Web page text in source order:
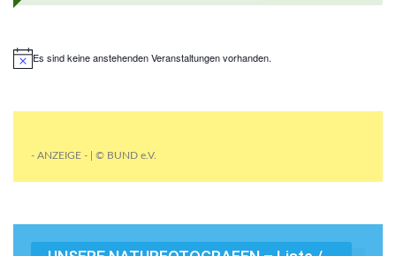
Es sind keine anstehenden Veranstaltungen vorhanden.
- ANZEIGE - | © BUND e.V.